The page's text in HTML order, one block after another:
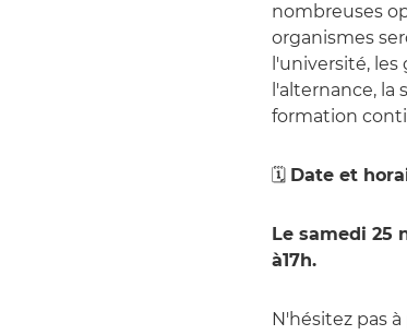
nombreuses
organismes
l'université,
l'alternance, la
formation
🗓️ Date et
Le samedi 25
à17h.
N'hésitez pas